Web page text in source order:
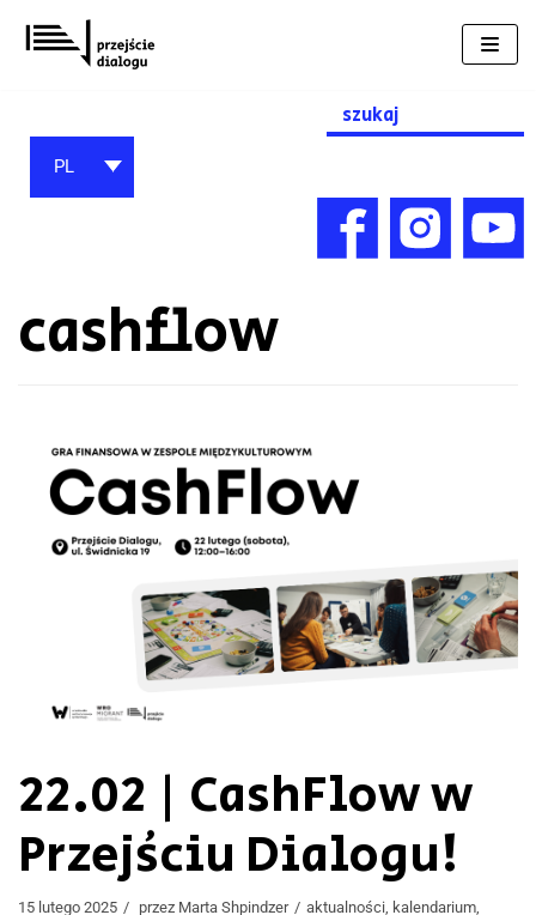
Przejdź
do
Search
for:
PL
cashflow
22.02 | CashFlow w
Przejściu Dialogu!
15 lutego 2025 przez Marta Shpindzer aktualności, kalendarium,